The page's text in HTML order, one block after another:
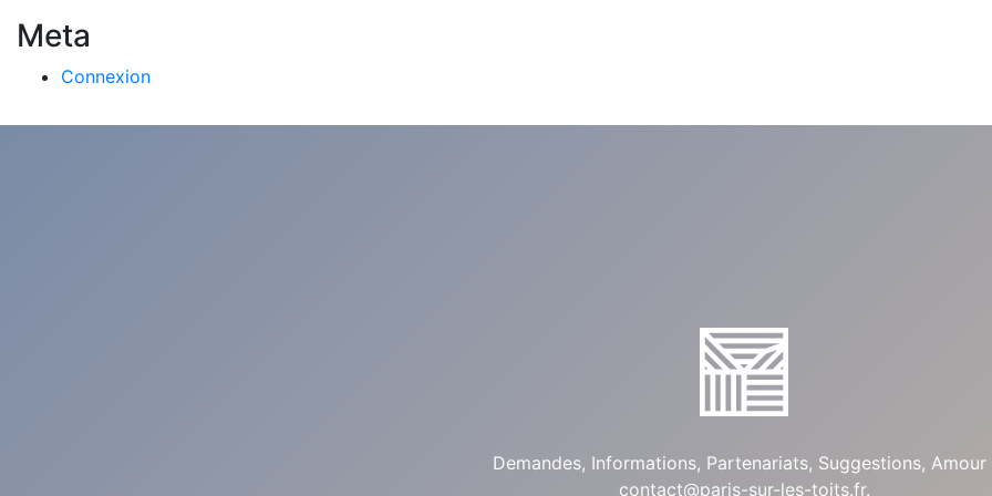
Meta
Connexion
Demandes, Informations, Partenariats, Suggestions, Amour
contact@paris-sur-les-toits.fr.